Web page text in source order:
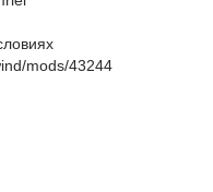
mods/43244